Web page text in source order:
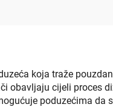
koja traže
obavljaju cijeli proces
poduzećima da